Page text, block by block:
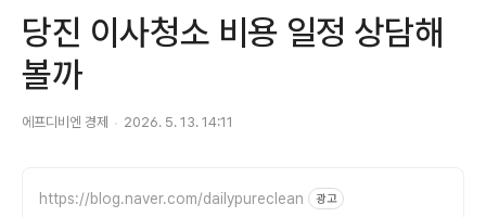
당진 이사청소 비용 일정 상담해
볼까
에프디비엔 경제 2026. 5. 13. 14:11
https://blog.naver.com/dailypureclean 광고